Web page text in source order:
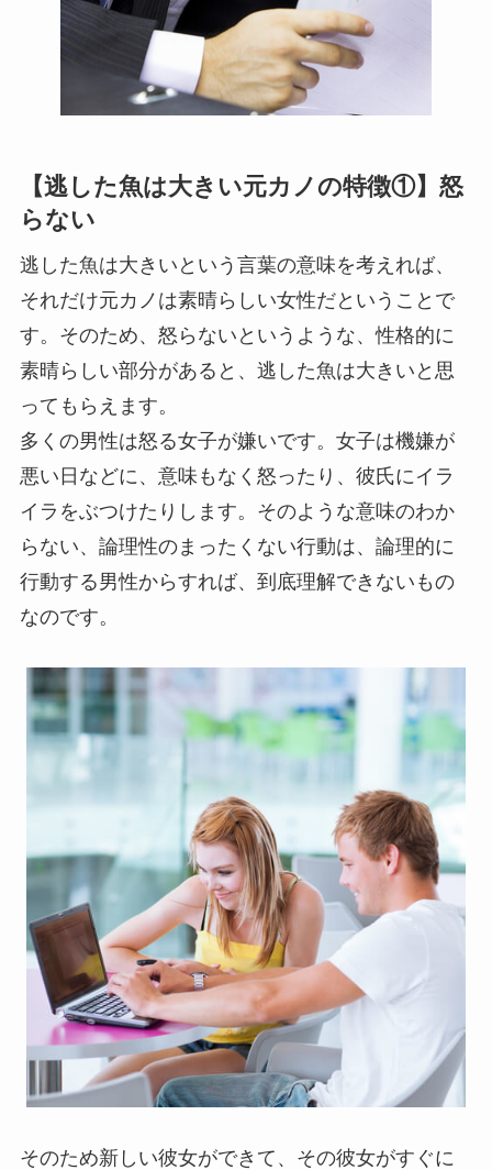
【逃した魚は大きい元カノの特徴①】怒
らない
逃した魚は大きいという言葉の意味を考えれば、
それだけ元カノは素晴らしい女性だということで
す。そのため、怒らないというような、性格的に
素晴らしい部分があると、逃した魚は大きいと思
ってもらえます。
多くの男性は怒る女子が嫌いです。女子は機嫌が
悪い日などに、意味もなく怒ったり、彼氏にイラ
イラをぶつけたりします。そのような意味のわか
らない、論理性のまったくない行動は、論理的に
行動する男性からすれば、到底理解できないもの
なのです。
そのため新しい彼女ができて、その彼女がすぐに